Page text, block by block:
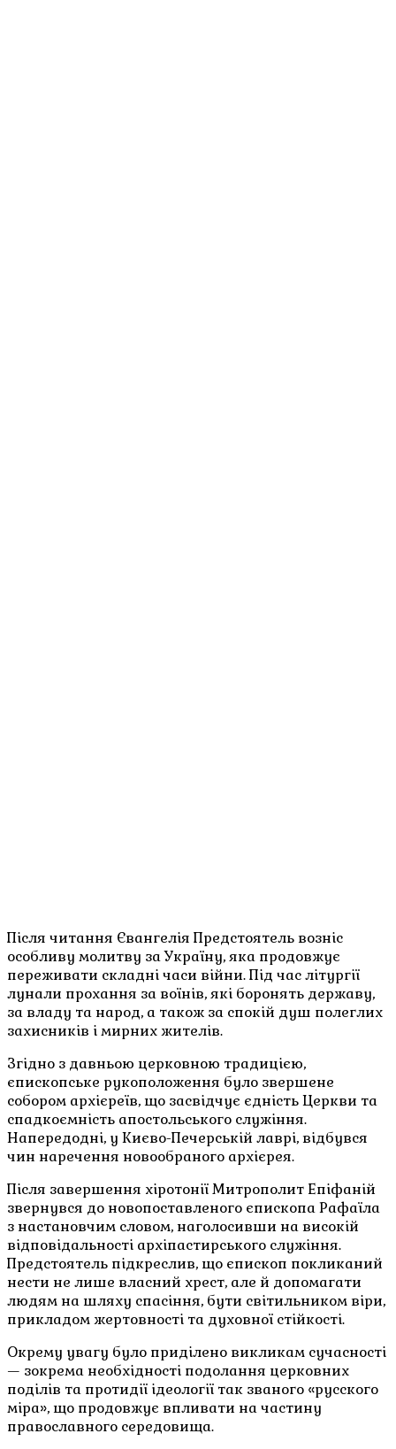
Після читання Євангелія Предстоятель возніс
особливу молитву за Україну, яка продовжує
переживати складні часи війни. Під час літургії
лунали прохання за воїнів, які боронять державу,
за владу та народ, а також за спокій душ полеглих
захисників і мирних жителів.
Згідно з давньою церковною традицією,
єпископське рукоположення було звершене
собором архієреїв, що засвідчує єдність Церкви та
спадкоємність апостольського служіння.
Напередодні, у Києво-Печерській лаврі, відбувся
чин наречення новообраного архієрея.
Після завершення хіротонії Митрополит Епіфаній
звернувся до новопоставленого єпископа Рафаїла
з настановчим словом, наголосивши на високій
відповідальності архіпастирського служіння.
Предстоятель підкреслив, що єпископ покликаний
нести не лише власний хрест, але й допомагати
людям на шляху спасіння, бути світильником віри,
прикладом жертовності та духовної стійкості.
Окрему увагу було приділено викликам сучасності
— зокрема необхідності подолання церковних
поділів та протидії ідеології так званого «русского
міра», що продовжує впливати на частину
православного середовища.